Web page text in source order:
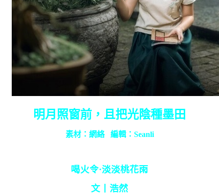
明月照窗前，且把光陰種墨田
素材：網絡 編輯： Seanli
喝火令·淡淡桃花雨
文丨浩然